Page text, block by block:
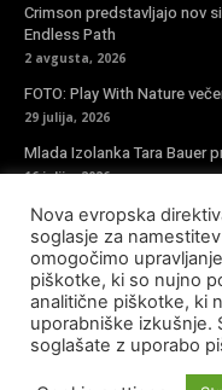
Crimson predstavljajo nov
Endless Path
2 avgusta, 2026
FOTO: Play With Nature
29 julija, 2026
Mlada Izolanka Tara Bauer
16 julija, 2026
Vpiši se v novičke
Nova evropska
soglasje za
omogočimo
piškotke, ki so nujno
analitične piškotke, ki
uporabniške izkušnje.
soglašate z uporabo